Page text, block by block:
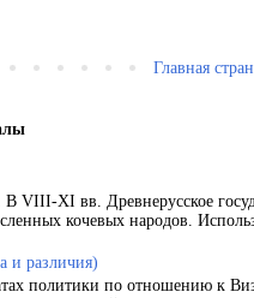
Главная
В VIII-XI вв. Древнерусское
кочевых народов.
и различия)
политики по отношению к